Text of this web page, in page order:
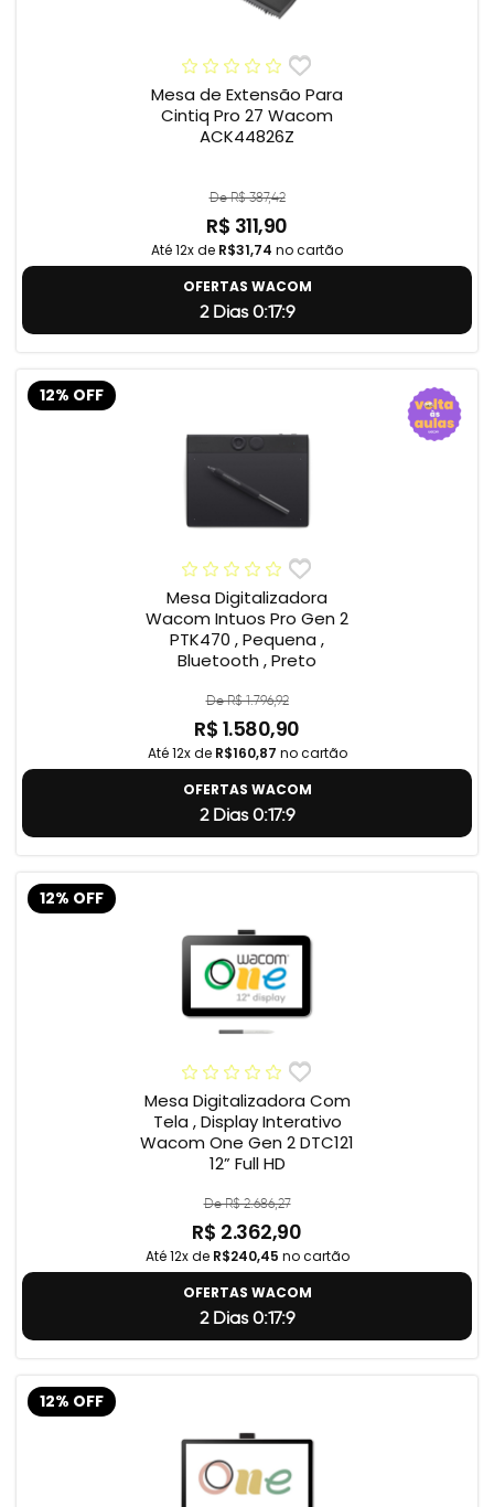
Mesa de Extensão Para
Cintiq Pro 27 Wacom
ACK44826Z
De R$ 387,42
R$ 311,90
Até 12x de R$31,74 no cartão
OFERTAS WACOM
2 Dias 0:17:8
12% OFF
Mesa Digitalizadora
Wacom Intuos Pro Gen 2
PTK470 , Pequena ,
Bluetooth , Preto
De R$ 1.796,92
R$ 1.580,90
Até 12x de R$160,87 no cartão
OFERTAS WACOM
2 Dias 0:17:8
12% OFF
Mesa Digitalizadora Com
Tela , Display Interativo
Wacom One Gen 2 DTC121
12” Full HD
De R$ 2.686,27
R$ 2.362,90
Até 12x de R$240,45 no cartão
OFERTAS WACOM
2 Dias 0:17:8
12% OFF